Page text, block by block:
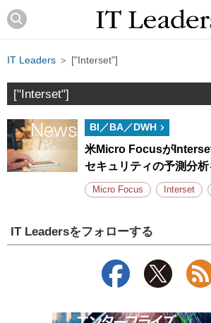
IT Leaders ＞ ["Interset"]
["Interset"]
BI／BA／DWH
米Micro Focusが
セキュリティの予測分
Micro Focus Interset
IT Leadersをフォローする